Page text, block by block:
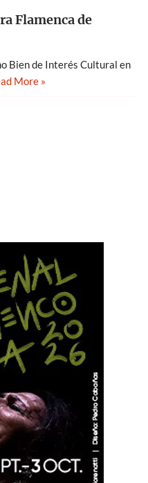
Flamenca de
Bien de Interés Cultural en
More »